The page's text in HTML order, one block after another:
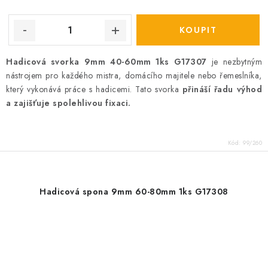
Hadicová svorka 9mm 40-60mm 1ks G17307 je nezbytným
nástrojem pro každého mistra, domácího majitele nebo řemeslníka,
který vykonává práce s hadicemi. Tato svorka přináší řadu výhod
a zajišťuje spolehlivou fixaci.
Kód: 99/260
Hadicová spona 9mm 60-80mm 1ks G17308